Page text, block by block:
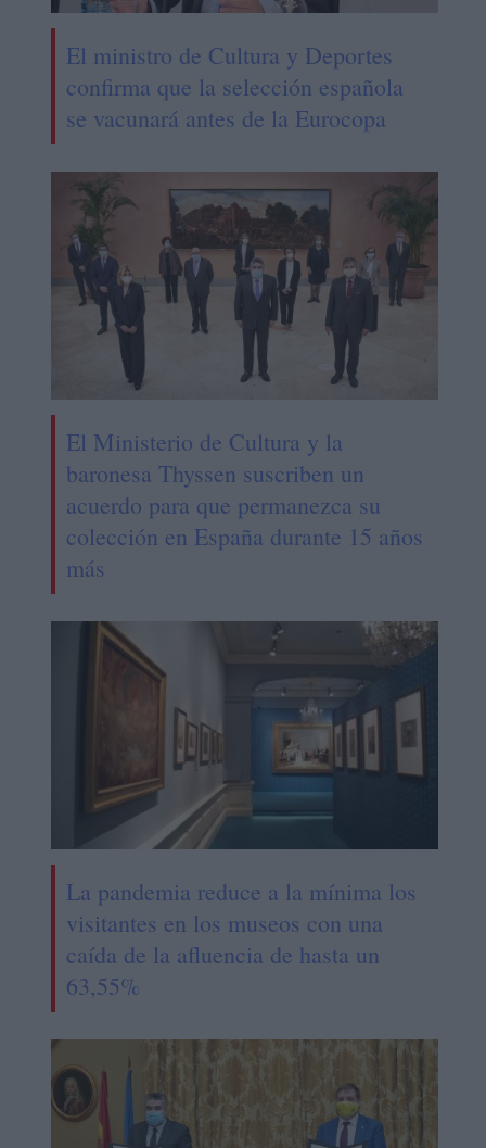
El ministro de Cultura y Deportes
confirma que la selección española
se vacunará antes de la Eurocopa
El Ministerio de Cultura y la
baronesa Thyssen suscriben un
acuerdo para que permanezca su
colección en España durante 15 años
más
La pandemia reduce a la mínima los
visitantes en los museos con una
caída de la afluencia de hasta un
63,55%